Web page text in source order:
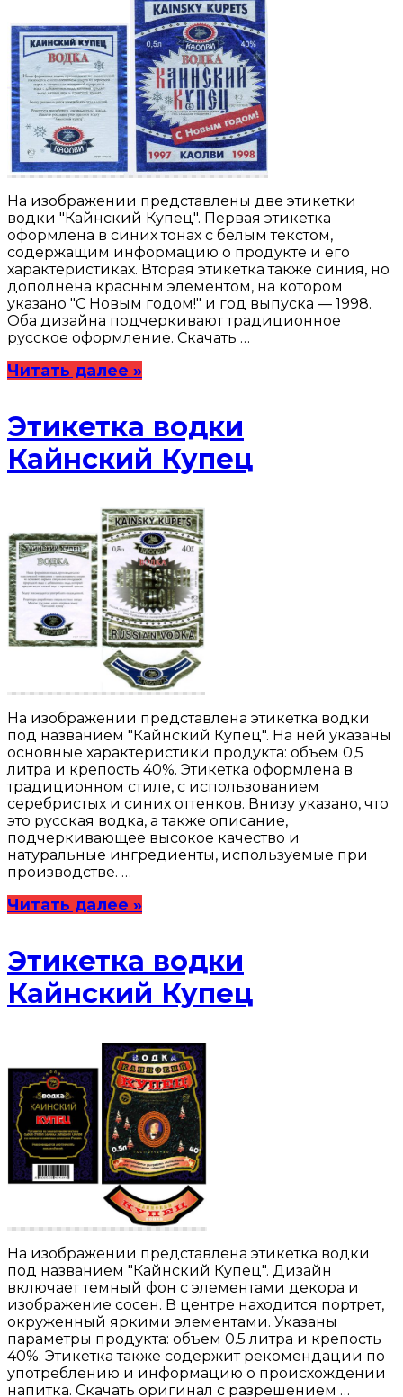
На изображении представлены две этикетки
водки "Кайнский Купец". Первая этикетка
оформлена в синих тонах с белым текстом,
содержащим информацию о продукте и его
характеристиках. Вторая этикетка также синия, но
дополнена красным элементом, на котором
указано "С Новым годом!" и год выпуска — 1998.
Оба дизайна подчеркивают традиционное
русское оформление. Скачать …
Читать далее »
Этикетка водки
Кайнский Купец
На изображении представлена этикетка водки
под названием "Кайнский Купец". На ней указаны
основные характеристики продукта: объем 0,5
литра и крепость 40%. Этикетка оформлена в
традиционном стиле, с использованием
серебристых и синих оттенков. Внизу указано, что
это русская водка, а также описание,
подчеркивающее высокое качество и
натуральные ингредиенты, используемые при
производстве. …
Читать далее »
Этикетка водки
Кайнский Купец
На изображении представлена этикетка водки
под названием "Кайнский Купец". Дизайн
включает темный фон с элементами декора и
изображение сосен. В центре находится портрет,
окруженный яркими элементами. Указаны
параметры продукта: объем 0.5 литра и крепость
40%. Этикетка также содержит рекомендации по
употреблению и информацию о происхождении
напитка. Скачать оригинал с разрешением …